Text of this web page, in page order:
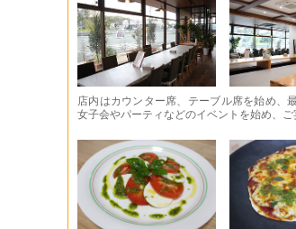
店内はカウンター席、テーブル席を始め
女子会やパーティなどのイベントを始め、ご